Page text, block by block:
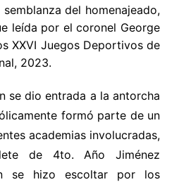
del homenajeado,
leída por el coronel George
XXVI Juegos Deportivos de
2023.
se dio entrada a la antorcha
formó parte de un
academias involucradas,
de 4to. Año Jiménez
se hizo escoltar por los